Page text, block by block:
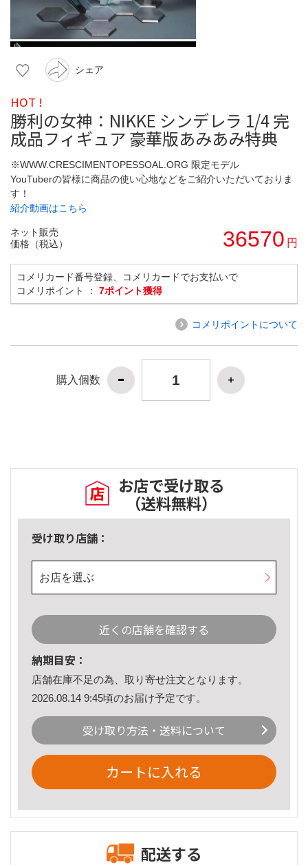
シェア
HOT !
勝利の女神：NIKKE シンデレラ 1/4 完
成品フィギュア 豪華版あみあみ特典
※WWW.CRESCIMENTOPESSOAL.ORG 限定モデル
YouTuberの皆様に商品の使い心地などをご紹介いただいておりま
す！
紹介動画はこちら
ネット販売
価格（税込）
36570 円
コメリカード番号登録、コメリカードでお支払いで
コメリポイント ： 7ポイント獲得
コメリポイントについて
購入個数
お店で受け取る
（送料無料）
受け取り店舗：
お店を選ぶ
近くの店舗を確認する
納期目安：
店舗在庫不足の為、取り寄せ注文となります。
2026.08.14 9:45頃のお届け予定です。
受け取り方法・送料について
カートに入れる
配送する